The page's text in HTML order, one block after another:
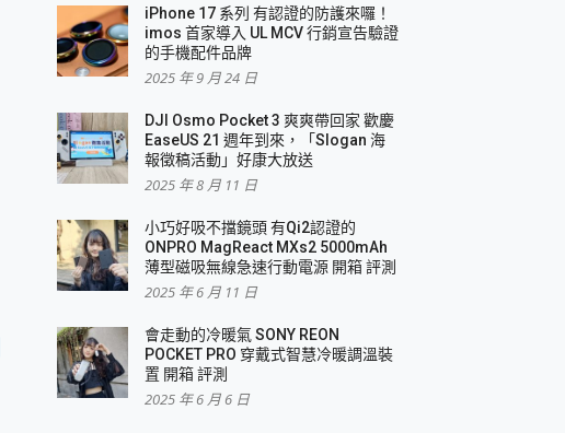
iPhone 17 系列 有認證的防護來囉！
imos 首家導入 UL MCV 行銷宣告驗證
的手機配件品牌
2025 年 9 月 24 日
DJI Osmo Pocket 3 爽爽帶回家 歡慶
EaseUS 21 週年到來，「Slogan 海
報徵稿活動」好康大放送
2025 年 8 月 11 日
小巧好吸不擋鏡頭 有Qi2認證的
ONPRO MagReact MXs2 5000mAh
薄型磁吸無線急速行動電源 開箱 評測
2025 年 6 月 11 日
會走動的冷暖氣 SONY REON
POCKET PRO 穿戴式智慧冷暖調溫裝
置 開箱 評測
2025 年 6 月 6 日